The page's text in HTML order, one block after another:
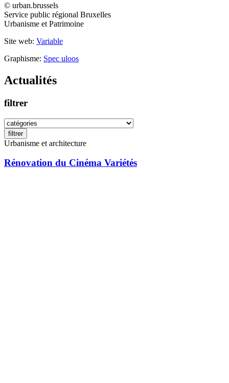
© urban.brussels
Service public régional Bruxelles
Urbanisme et Patrimoine
Site web: Variable
Graphisme: Spec uloos
Actualités
filtrer
filtrer
Urbanisme et architecture
Rénovation du Cinéma Variétés